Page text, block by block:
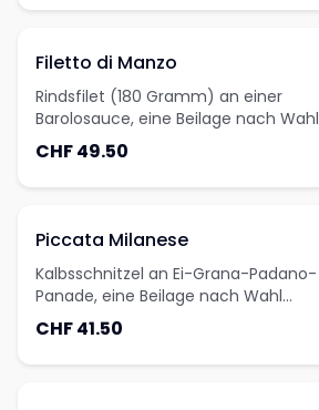
Filetto di Manzo
Rindsfilet (180 Gramm) an einer
Barolosauce, eine Beilage nach Wahl
inklusive
CHF 49.50
Piccata Milanese
Kalbsschnitzel an Ei-Grana-Padano-
Panade, eine Beilage nach Wahl
inklusive
CHF 41.50